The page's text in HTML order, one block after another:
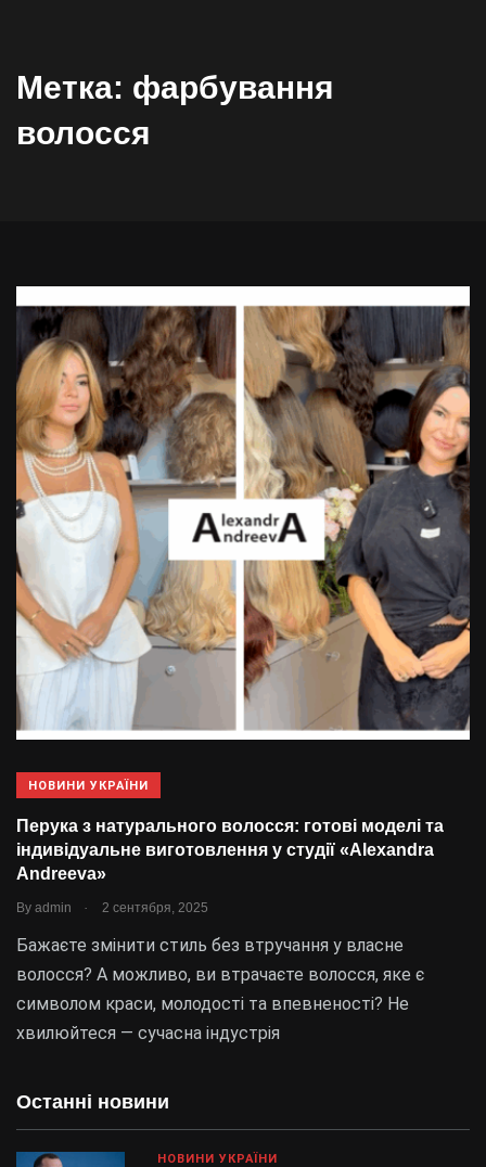
Метка: фарбування
волосся
НОВИНИ УКРАЇНИ
Перука з натурального волосся: готові моделі та
індивідуальне виготовлення у студії «Alexandra
Andreeva»
By admin . 2 сентября, 2025
Бажаєте змінити стиль без втручання у власне
волосся? А можливо, ви втрачаєте волосся, яке є
символом краси, молодості та впевненості? Не
хвилюйтеся — сучасна індустрія
Останні новини
НОВИНИ УКРАЇНИ